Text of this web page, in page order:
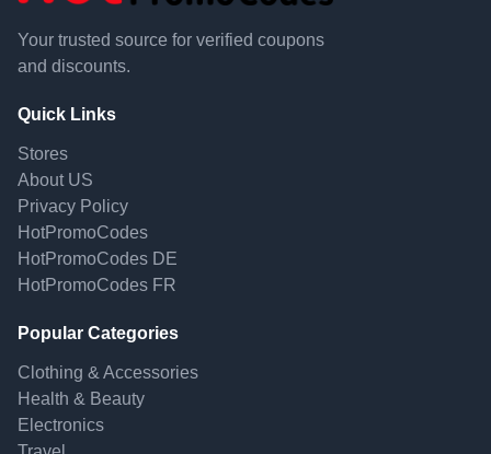
Your trusted source for verified coupons
and discounts.
Quick Links
Stores
About US
Privacy Policy
HotPromoCodes
HotPromoCodes DE
HotPromoCodes FR
Popular Categories
Clothing & Accessories
Health & Beauty
Electronics